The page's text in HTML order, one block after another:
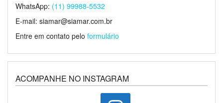
WhatsApp: (11) 99988-5532
E-mail: siamar@siamar.com.br
Entre em contato pelo formulário
ACOMPANHE NO INSTAGRAM
instagram